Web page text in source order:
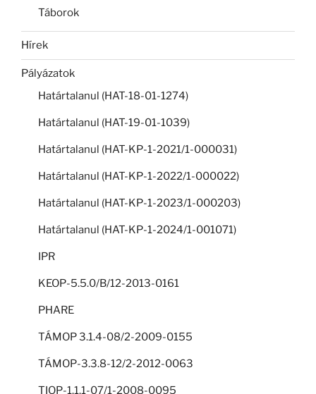
Táborok
Hírek
Pályázatok
Határtalanul (HAT-18-01-1274)
Határtalanul (HAT-19-01-1039)
Határtalanul (HAT-KP-1-2021/1-000031)
Határtalanul (HAT-KP-1-2022/1-000022)
Határtalanul (HAT-KP-1-2023/1-000203)
Határtalanul (HAT-KP-1-2024/1-001071)
IPR
KEOP-5.5.0/B/12-2013-0161
PHARE
TÁMOP 3.1.4-08/2-2009-0155
TÁMOP-3.3.8-12/2-2012-0063
TIOP-1.1.1-07/1-2008-0095